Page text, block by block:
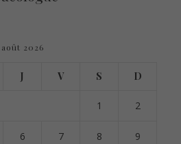
août 2026
J V S D
1 2
6 7 8 9